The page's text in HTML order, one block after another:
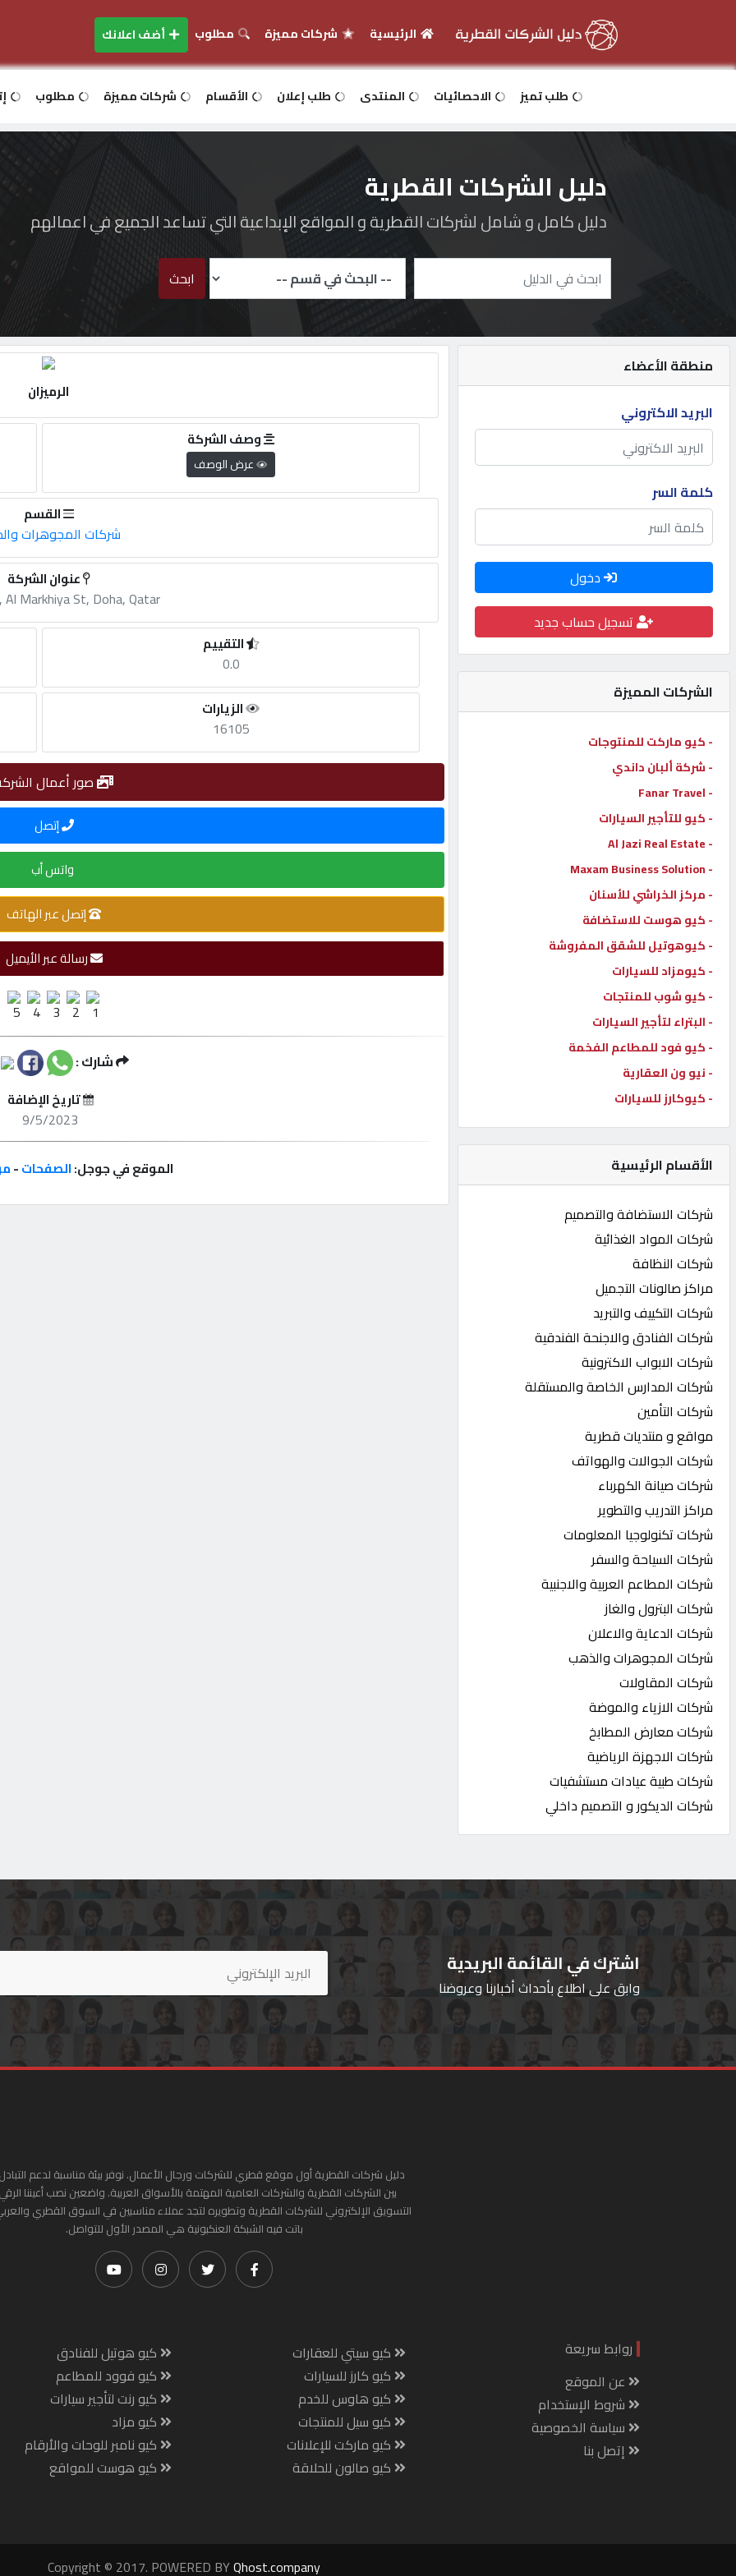
دخول
اعلانك
مطلوب
طلب
الاحصائيات
الأقسام
شركات
مميزة
إبحث
إتصل
بنا
إعلانات
المنتدى
كيو
مزاد
كيو
نمبر
كيو
كارز
كيو
ماركت
الدليل
القطري
POWERED
QHOST
الرئيسية شركات مميزة مطلوب أضف اعلانك
طلب تميز الاحصائيات المنتدى طلب إعلان الأقسام شركات مميزة مطلوب
دليل الشركات القطرية
دليل كامل و شامل لشركات القطرية و المواقع الإبداعية التي تساعد الجميع في اعمالهم
ابحث
منطقة الأعضاء
البريد الاكتروني
كلمة السر
دخول
تسجيل حساب جديد
الشركات المميزة
- كيو ماركت للمنتوجات
- شركة ألبان داندي
- Fanar Travel
- كيو للتأجير السيارات
- Al Jazi Real Estate
- Maxam Business Solution
- مركز الخراشي للأسنان
- كيو هوست للاستضافة
- كيوهوتيل للشقق المفروشة
- كيومزاد للسيارات
- كيو شوب للمنتجات
- البتراء لتأجير السيارات
- كيو فود للمطاعم الفخمة
- نيو ون العقارية
- كيوكارز للسيارات
الأقسام الرئيسية
شركات الاستضافة والتصميم
شركات المواد الغذائية
شركات النظافة
مراكز صالونات التجميل
شركات التكييف والتبريد
شركات الفنادق والاجنحة الفندقية
شركات الابواب الاكترونية
شركات المدارس الخاصة والمستقلة
شركات التأمين
مواقع و منتديات قطرية
شركات الجوالات والهواتف
شركات صيانة الكهرباء
مراكز التدريب والتطوير
شركات تكنولوجيا المعلومات
شركات السياحة والسفر
شركات المطاعم العربية والاجنبية
شركات البترول والغاز
شركات الدعاية والاعلان
شركات المجوهرات والذهب
شركات المقاولات
شركات الازياء والموضة
شركات معارض المطابخ
شركات الاجهزة الرياضية
شركات طبية عيادات مستشفيات
شركات الديكور و التصميم داخلي
الرميزان
وصف الشركة
عرض الوصف
القسم
شركات المجوهرات
عنوان الشركة
Al Markhiya St, Doha, Qatar
التقييم
0.0
الزيارات
16105
صور أعمال
إتصل
واتس أب
إتصل عبر الهاتف
رسالة عبر الأيميل
شارك :
تاريخ الإضافة
9/5/2023
الموقع في جوجل:الصفحات-
اشترك في القائمة البريدية
وابق على اطلاع بأحداث أخبارنا وعروضنا
دليل شركات القطرية أول موقع قطري للشركات ورجال الأعمال. نوفر بيئة مناسبة لدعم
بين الشركات القطرية والشركات العامية المهتمة بالأسواق العربية. واضعين نصب أعيننا
التسويق الإلكتروني للشركات القطرية وتطويره لتجد عملاء مناسبين في السوق القطري
باتت فيه الشبكة العنكبونية هي المصدر الأول للتواصل.
روابط سريعة
عن الموقع
شروط الإستخدام
سياسة الخصوصية
إتصل بنا
كيو سيتي للعقارات
كيو كارز للسيارات
كيو هاوس للخدم
كيو سيل للمنتجات
كيو ماركت للإعلانات
كيو صالون للحلاقة
كيو هوتيل للفنادق
كيو فوود للمطاعم
كيو رنت لتأجير سيارات
كيو مزاد
كيو نامبر للوحات والأرقام
كيو هوست للمواقع
Copyright © 2017. POWERED BYQhost.company